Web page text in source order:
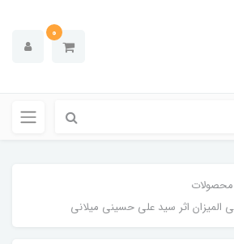
0
المیزان اثر سید علی حسینی میلانی